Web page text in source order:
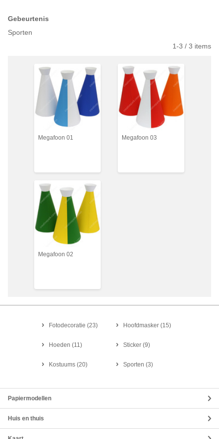
Gebeurtenis
Sporten
1-3 / 3 items
Megafoon 01 Megafoon 03
Megafoon 02
Fotodecoratie (23) Hoofdmasker (15)
Hoeden (11) Sticker (9)
Kostuums (20) Sporten (3)
Papiermodellen
Huis en thuis